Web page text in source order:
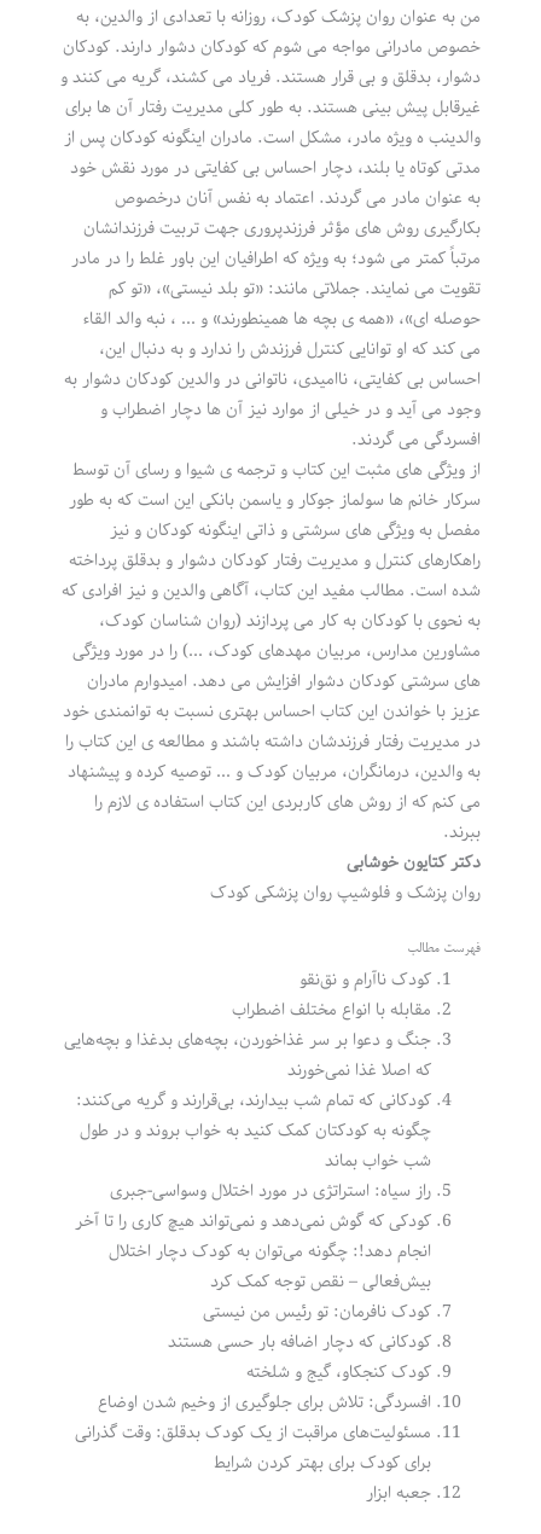
من به عنوان روان پزشک کودک، روزانه با تعدادی از والدین، به
خصوص مادرانی مواجه می شوم که کودکان دشوار دارند. کودکان
دشوار، بدقلق و بی قرار هستند. فریاد می کشند، گریه می کنند و
غیرقابل پیش بینی هستند. به طور کلی مدیریت رفتار آن ها برای
والدینب ه ویژه مادر، مشکل است. مادران اینگونه کودکان پس از
مدتی کوتاه یا بلند، دچار احساس بی کفایتی در مورد نقش خود
به عنوان مادر می گردند. اعتماد به نفس آنان درخصوص
بکارگیری روش های مؤثر فرزندپروری جهت تربیت فرزندانشان
مرتباً کمتر می شود؛ به ویژه که اطرافیان این باور غلط را در مادر
تقویت می نمایند. جملاتی مانند: «تو بلد نیستی»، «تو کم
حوصله ای»، «همه ی بچه ها همینطورند» و … ، نبه والد القاء
می کند که او توانایی کنترل فرزندش را ندارد و به دنبال این،
احساس بی کفایتی، ناامیدی، ناتوانی در والدین کودکان دشوار به
وجود می آید و در خیلی از موارد نیز آن ها دچار اضطراب و
افسردگی می گردند.
از ویژگی های مثبت این کتاب و ترجمه ی شیوا و رسای آن توسط
سرکار خانم ها سولماز جوکار و یاسمن بانکی این است که به طور
مفصل به ویژگی های سرشتی و ذاتی اینگونه کودکان و نیز
راهکارهای کنترل و مدیریت رفتار کودکان دشوار و بدقلق پرداخته
شده است. مطالب مفید این کتاب، آگاهی والدین و نیز افرادی که
به نحوی با کودکان به کار می پردازند (روان شناسان کودک،
مشاورین مدارس، مربیان مهدهای کودک، …) را در مورد ویژگی
های سرشتی کودکان دشوار افزایش می دهد. امیدوارم مادران
عزیز با خواندن این کتاب احساس بهتری نسبت به توانمندی خود
در مدیریت رفتار فرزندشان داشته باشند و مطالعه ی این کتاب را
به والدین، درمانگران، مربیان کودک و … توصیه کرده و پیشنهاد
می کنم که از روش های کاربردی این کتاب استفاده ی لازم را
ببرند.
دکتر کتایون خوشابی
روان پزشک و فلوشیپ روان پزشکی کودک
فهرست مطالب
کودک ناآرام و نق‌نقو
مقابله با انواع مختلف اضطراب
جنگ و دعوا بر سر غذاخوردن، بچه‌های بدغذا و بچه‌هایی
که اصلا غذا نمی‌خورند
کودکانی که تمام شب بیدارند، بی‌قرارند و گریه می‌کنند:
چگونه به کودکتان کمک کنید به خواب بروند و در طول
شب خواب بماند
راز سیاه: استراتژی در مورد اختلال وسواسی-جبری
کودکی که گوش نمی‌دهد و نمی‌تواند هیچ کاری را تا آخر
انجام دهد!: چگونه می‌توان به کودک دچار اختلال
بیش‌فعالی – نقص توجه کمک کرد
کودک نافرمان: تو رئیس من نیستی
کودکانی که دچار اضافه بار حسی هستند
کودک کنجکاو، گیج و شلخته
افسردگی: تلاش برای جلوگیری از وخیم شدن اوضاع
مسئولیت‌های مراقبت از یک کودک بدقلق: وقت گذرانی
برای کودک برای بهتر کردن شرایط
جعبه ابزار